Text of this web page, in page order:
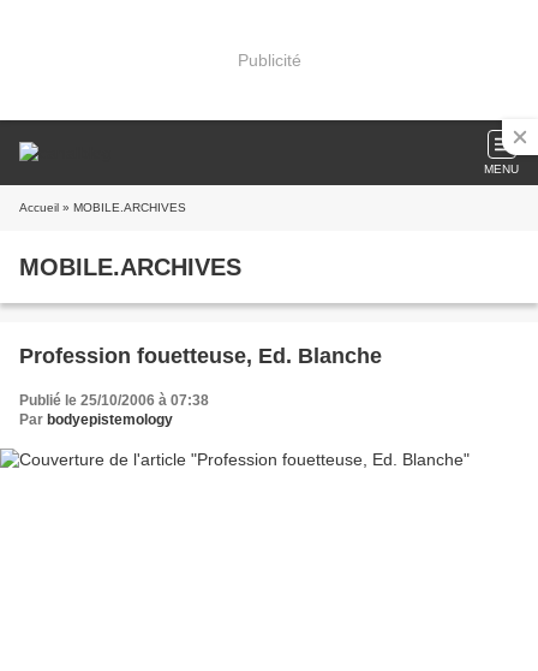
Publicité
MENU
Accueil » MOBILE.ARCHIVES
MOBILE.ARCHIVES
Profession fouetteuse, Ed. Blanche
Publié le 25/10/2006 à 07:38
Par bodyepistemology